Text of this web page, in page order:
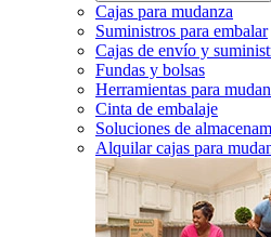
Cajas para mudanza
Suministros para embalar
Cajas de envío y
Fundas y bolsas
Herramientas para
Cinta de embalaje
Soluciones de
Alquilar cajas para